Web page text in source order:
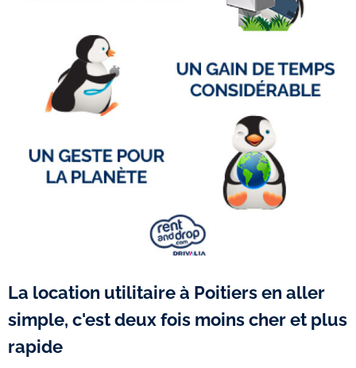
La location utilitaire à Poitiers en aller
simple, c'est deux fois moins cher et plus
rapide